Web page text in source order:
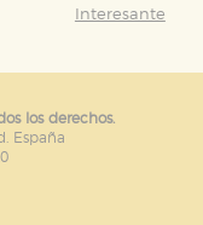
Interesante
los derechos.
España